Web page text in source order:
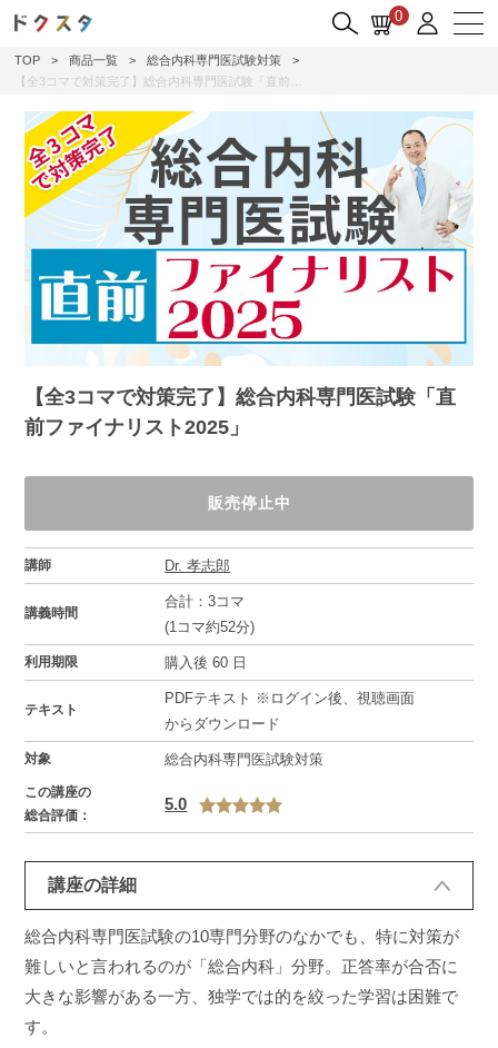
0
TOP > 商品一覧 > 総合内科専門医試験対策
>
【全3コマで対策完了】総合内科専門医試験「直前…
【全3コマで対策完了】総合内科専門医試験「直
前ファイナリスト2025」
販売停止中
講師 Dr. 孝志郎
講義時間
合計：3コマ
(1コマ約52分)
利用期限 購入後 60 日
テキスト
PDFテキスト ※ログイン後、視聴画面
からダウンロード
対象 総合内科専門医試験対策
この講座の
総合評価：
5.0
講座の詳細
総合内科専門医試験の10専門分野のなかでも、特に対策が
難しいと言われるのが「総合内科」分野。正答率が合否に
大きな影響がある一方、独学では的を絞った学習は困難で
す。